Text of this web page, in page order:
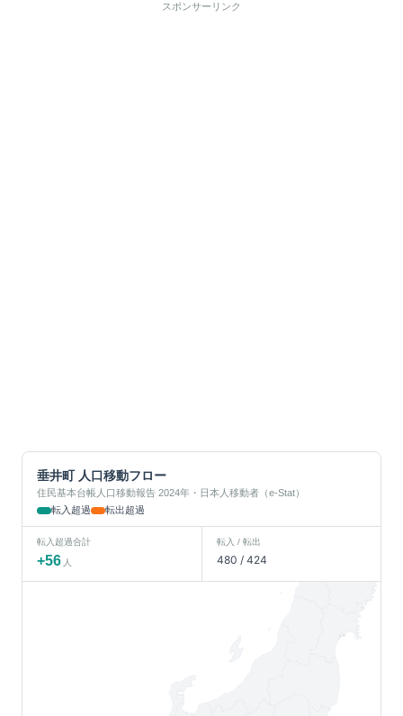
スポンサーリンク
垂井町人口移動フロー
住民基本台帳人口移動報告 2024年・日本人移動者（e-Stat）
転入超過
転出超過
転入超過合計
+56 人
転入 / 転出
480 / 424